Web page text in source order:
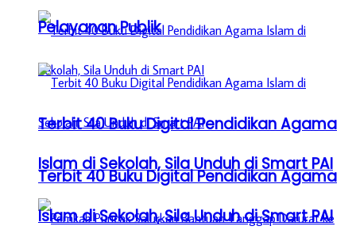
Terbit 40 Buku Digital Pendidikan Agama
Islam di Sekolah, Sila Unduh di Smart PAI
Pelayanan Publik
Terbit 40 Buku Digital Pendidikan Agama
Islam di Sekolah, Sila Unduh di Smart PAI